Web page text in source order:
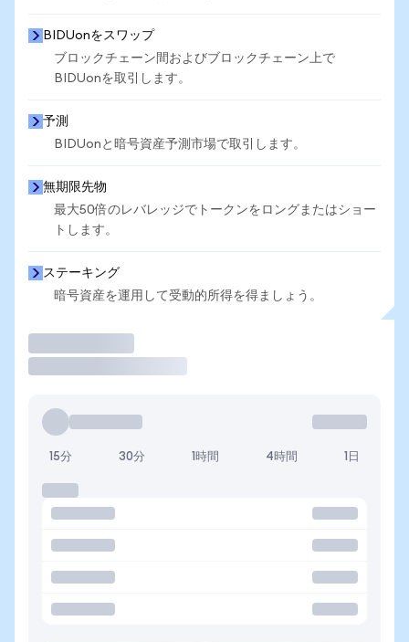
BIDUonをスワップ
ブロックチェーン間およびブロックチェーン上で
BIDUonを取引します。
予測
BIDUonと暗号資産予測市場で取引します。
無期限先物
最大50倍のレバレッジでトークンをロングまたはショー
トします。
ステーキング
暗号資産を運用して受動的所得を得ましょう。
15分 30分 1時間 4時間 1日